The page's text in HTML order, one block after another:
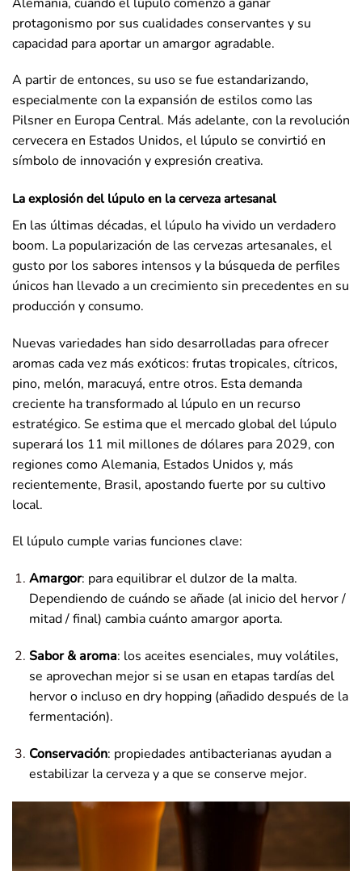
protagonismo por sus cualidades conservantes y su
capacidad para aportar un amargor agradable.
A partir de entonces, su uso se fue estandarizando,
especialmente con la expansión de estilos como las
Pilsner en Europa Central. Más adelante, con la revolución
cervecera en Estados Unidos, el lúpulo se convirtió en
símbolo de innovación y expresión creativa.
La explosión del lúpulo en la cerveza artesanal
En las últimas décadas, el lúpulo ha vivido un verdadero
boom. La popularización de las cervezas artesanales, el
gusto por los sabores intensos y la búsqueda de perfiles
únicos han llevado a un crecimiento sin precedentes en su
producción y consumo.
Nuevas variedades han sido desarrolladas para ofrecer
aromas cada vez más exóticos: frutas tropicales, cítricos,
pino, melón, maracuyá, entre otros. Esta demanda
creciente ha transformado al lúpulo en un recurso
estratégico. Se estima que el mercado global del lúpulo
superará los 11 mil millones de dólares para 2029, con
regiones como Alemania, Estados Unidos y, más
recientemente, Brasil, apostando fuerte por su cultivo
local.
El lúpulo cumple varias funciones clave:
Amargor: para equilibrar el dulzor de la malta.
Dependiendo de cuándo se añade (al inicio del hervor /
mitad / final) cambia cuánto amargor aporta.
Sabor & aroma: los aceites esenciales, muy volátiles,
se aprovechan mejor si se usan en etapas tardías del
hervor o incluso en dry hopping (añadido después de la
fermentación).
Conservación: propiedades antibacterianas ayudan a
estabilizar la cerveza y a que se conserve mejor.